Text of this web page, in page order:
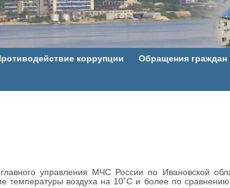
коррупции Обращения граждан
управления МЧС России по Ивановской
температуры воздуха на 10˚С и более по